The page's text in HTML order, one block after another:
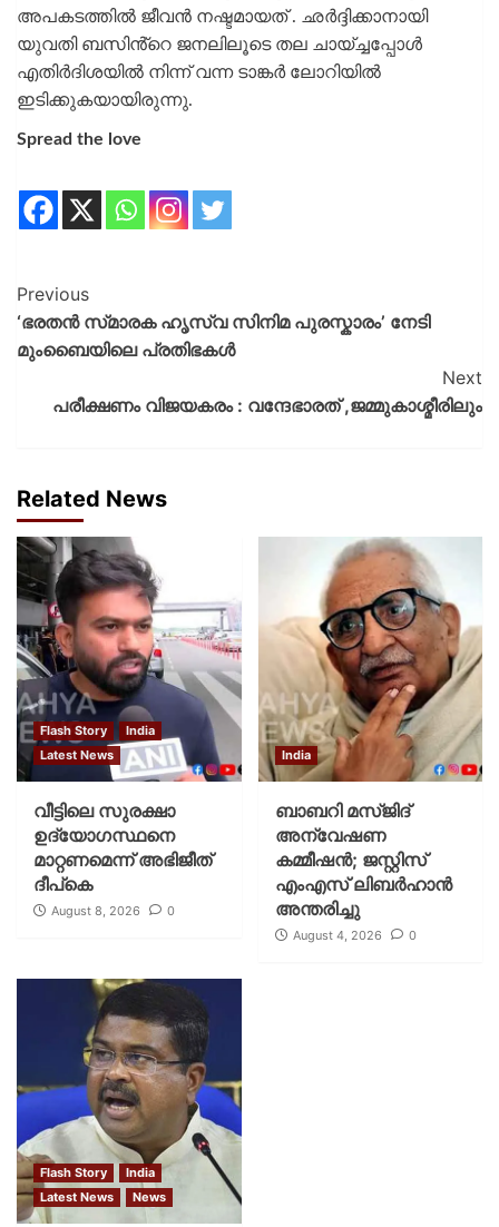
അപകടത്തിൽ ജീവൻ നഷ്ടമായത് . ഛർദ്ദിക്കാനായി
യുവതി ബസിൻ്റെ ജനലിലൂടെ തല ചായ്ച്ചപ്പോൾ
എതിർദിശയിൽ നിന്ന് വന്ന ടാങ്കർ ലോറിയിൽ
ഇടിക്കുകയായിരുന്നു.
Spread the love
Previous
‘ഭരതൻ സ്‌മാരക ഹൃസ്വ സിനിമ പുരസ്കാരം’ നേടി
മുംബൈയിലെ പ്രതിഭകൾ
Next
പരീക്ഷണം വിജയകരം : വന്ദേഭാരത് ,ജമ്മുകാശ്മീരിലും
Related News
Flash Story
India
Latest News
വീട്ടിലെ സുരക്ഷാ
ഉദ്യോഗസ്ഥനെ
മാറ്റണമെന്ന് അഭിജീത്
ദീപ്‌കെ
August 8, 2026 0
India
ബാബറി മസ്ജിദ്
അന്വേഷണ
കമ്മീഷന്‍; ജസ്റ്റിസ്
എംഎസ് ലിബര്‍ഹാന്‍
അന്തരിച്ചു
August 4, 2026 0
Flash Story
India
Latest News
News